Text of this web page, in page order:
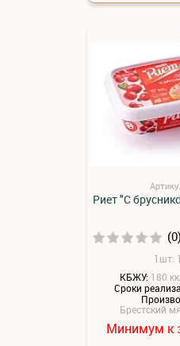
Риет "С
(0)
1шт:
КБЖУ: 180
Сроки
Брестский
Минимум к